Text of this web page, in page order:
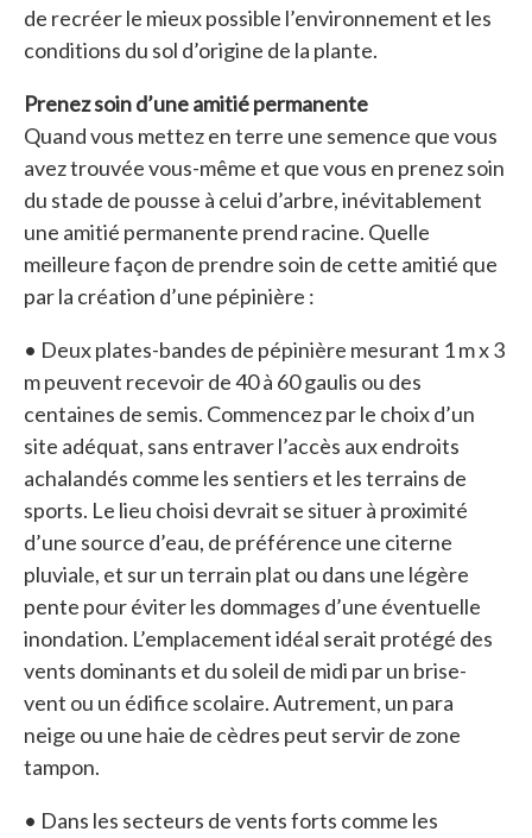
de recréer le mieux possible l’environnement et les
conditions du sol d’origine de la plante.
Prenez soin d’une amitié permanente
Quand vous mettez en terre une semence que vous
avez trouvée vous-même et que vous en prenez soin
du stade de pousse à celui d’arbre, inévitablement
une amitié permanente prend racine. Quelle
meilleure façon de prendre soin de cette amitié que
par la création d’une pépinière :
• Deux plates-bandes de pépinière mesurant 1 m x 3
m peuvent recevoir de 40 à 60 gaulis ou des
centaines de semis. Commencez par le choix d’un
site adéquat, sans entraver l’accès aux endroits
achalandés comme les sentiers et les terrains de
sports. Le lieu choisi devrait se situer à proximité
d’une source d’eau, de préférence une citerne
pluviale, et sur un terrain plat ou dans une légère
pente pour éviter les dommages d’une éventuelle
inondation. L’emplacement idéal serait protégé des
vents dominants et du soleil de midi par un brise-
vent ou un édifice scolaire. Autrement, un para
neige ou une haie de cèdres peut servir de zone
tampon.
• Dans les secteurs de vents forts comme les